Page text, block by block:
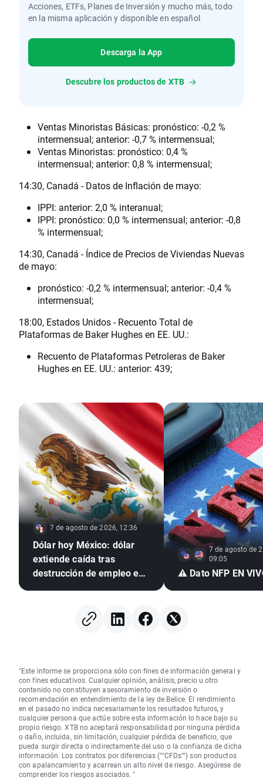
Acciones, ETFs, Planes de Inversión y mucho más, todo
en la misma aplicación y disponible en español
Descarga la App
Descubre los productos de XTB
Ventas Minoristas Básicas: pronóstico: -0,2 %
intermensual; anterior: -0,7 % intermensual;
Ventas Minoristas: pronóstico: 0,4 %
intermensual; anterior: 0,8 % intermensual;
14:30, Canadá - Datos de Inflación de mayo:
IPPI: anterior: 2,0 % interanual;
IPPI: pronóstico: 0,0 % intermensual; anterior: -0,8
% intermensual;
14:30, Canadá - Índice de Precios de Viviendas Nuevas
de mayo:
pronóstico: -0,2 % intermensual; anterior: -0,4 %
intermensual;
18:00, Estados Unidos - Recuento Total de
Plataformas de Baker Hughes en EE. UU.:
Recuento de Plataformas Petroleras de Baker
Hughes en EE. UU.: anterior: 439;
7 de agosto de 2026, 12:36
Dólar hoy México: dólar
extiende caída tras
destrucción de empleo en
7 de agosto de
09:05
⚠️ Dato NFP EN
"Este informe se proporciona sólo con fines de información general y
con fines educativos. Cualquier opinión, análisis, precio u otro
contenido no constituyen asesoramiento de inversión o
recomendación en entendimiento de la ley de Belice. El rendimiento
en el pasado no indica necesariamente los resultados futuros, y
cualquier persona que actúe sobre esta información lo hace bajo su
propio riesgo. XTB no aceptará responsabilidad por ninguna pérdida
o daño, incluida, sin limitación, cualquier pérdida de beneficio, que
pueda surgir directa o indirectamente del uso o la confianza de dicha
información. Los contratos por diferencias (""CFDs"") son productos
con apalancamiento y acarrean un alto nivel de riesgo. Asegúrese de
comprender los riesgos asociados. "